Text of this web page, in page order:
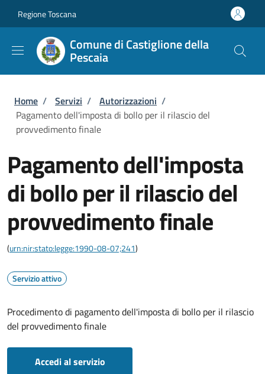
Regione Toscana
Comune di Castiglione della
Pescaia
Briciole di pane
Home / Servizi / Autorizzazioni /
Pagamento dell'imposta di bollo per il rilascio del
provvedimento finale
Pagamento dell'imposta
di bollo per il rilascio del
provvedimento finale
(urn:nir:stato:legge:1990-08-07;241)
Servizio attivo
Procedimento di pagamento dell'imposta di bollo per il rilascio
del provvedimento finale
Accedi al servizio